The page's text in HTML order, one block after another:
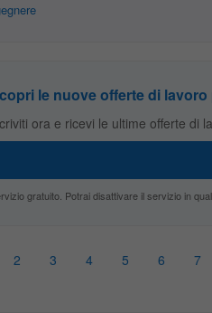
le nuove offerte di
ora e ricevi le ultime offerte di
gratuito. Potrai disattivare il servizio in
2 3 4 5 6 7